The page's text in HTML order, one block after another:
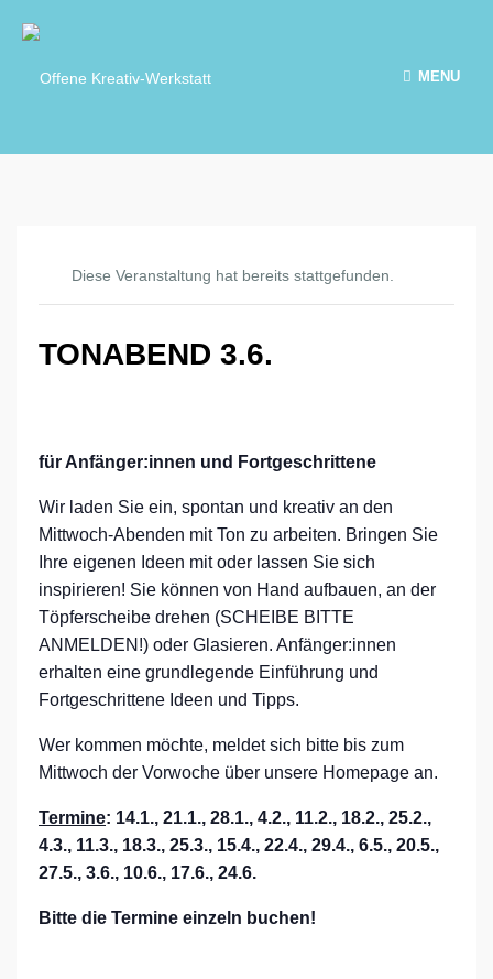
MENU
Diese Veranstaltung hat bereits stattgefunden.
TONABEND 3.6.
für Anfänger:innen und Fortgeschrittene
Wir laden Sie ein, spontan und kreativ an den
Mittwoch-Abenden mit Ton zu arbeiten. Bringen Sie
Ihre eigenen Ideen mit oder lassen Sie sich
inspirieren! Sie können von Hand aufbauen, an der
Töpferscheibe drehen (SCHEIBE BITTE
ANMELDEN!) oder Glasieren. Anfänger:innen
erhalten eine grundlegende Einführung und
Fortgeschrittene Ideen und Tipps.
Wer kommen möchte, meldet sich bitte bis zum
Mittwoch der Vorwoche über unsere Homepage an.
Termine: 14.1., 21.1., 28.1., 4.2., 11.2., 18.2., 25.2.,
4.3., 11.3., 18.3., 25.3., 15.4., 22.4., 29.4., 6.5., 20.5.,
27.5., 3.6., 10.6., 17.6., 24.6.
Bitte die Termine einzeln buchen!